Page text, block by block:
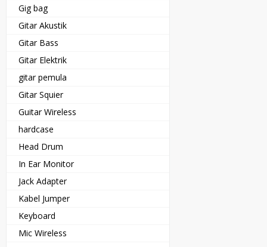
Gig bag
Gitar Akustik
Gitar Bass
Gitar Elektrik
gitar pemula
Gitar Squier
Guitar Wireless
hardcase
Head Drum
In Ear Monitor
Jack Adapter
Kabel Jumper
Keyboard
Mic Wireless